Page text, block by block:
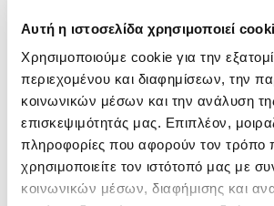
Αυτή η ιστοσελίδα χρησιμοποιεί
Χρησιμοποιούμε cookie για την
περιεχομένου και διαφημίσεων, την
κοινωνικών μέσων και την ανάλυση
επισκεψιμότητάς μας. Επιπλέον,
πληροφορίες που αφορούν τον τρόπο
χρησιμοποιείτε τον ιστότοπό μας με
κοινωνικών μέσων, διαφήμισης και
εξαιρετικούς παραγωγούς της Ελλάδας
τιμές. Οι ειδικοί μας, έχουν επιλέξει μία
τσίπουρα χωρίς γλυκάνισο για κάθε
Δεν υπάρχουν προϊόντα σε αυτήν την
ΣΥΝΈΧΕΙΑ